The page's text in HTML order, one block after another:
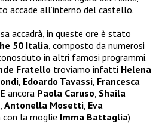
accade all’interno del castello.
accadrà, in queste ore è stato
50 Italia, composto da numerosi
in altri famosi programmi.
Fratello troviamo infatti Helena
, Edoardo Tavassi, Francesca
ancora Paola Caruso, Shaila
, Antonella Mosetti, Eva
con la moglie Imma Battaglia)